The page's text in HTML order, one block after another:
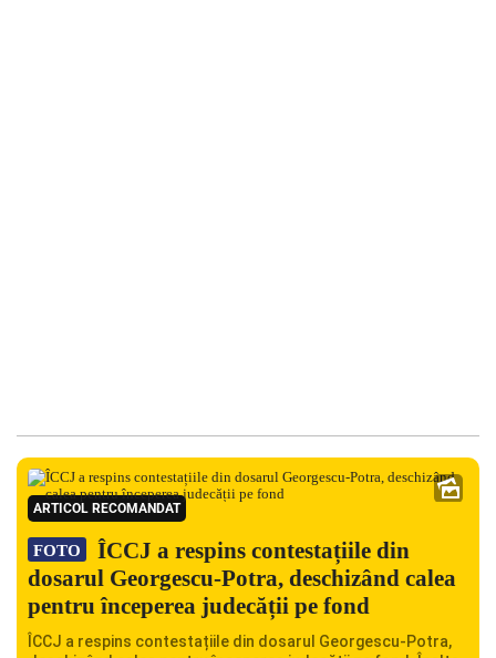
ARTICOL RECOMANDAT
FOTO
ÎCCJ a respins contestațiile din
dosarul Georgescu-Potra, deschizând calea
pentru începerea judecății pe fond
ÎCCJ a respins contestațiile din dosarul Georgescu-Potra,